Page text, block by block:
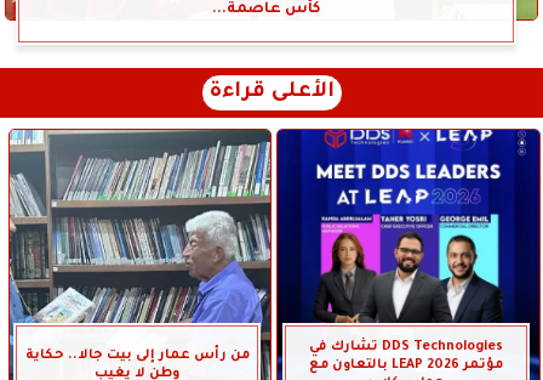
كأس عاصمة...
الأعلى قراءة
DDS Technologies تشارك في
مؤتمر LEAP 2026 بالتعاون مع
من رأس عمار إلى بيت جالا.. حكاية
وطن لا يغيب